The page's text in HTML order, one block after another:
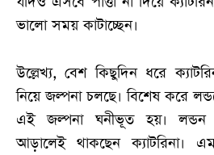
ভালো সময় কাটাচ্ছেন।
উল্লেখ্য, বেশ কিছুদিন ধরে
নিয়ে জল্পনা চলছে। বিশেষ করে
এই জল্পনা ঘনীভূত হয়। লন্ডন
আড়ালেই থাকছেন ক্যাটরিনা।